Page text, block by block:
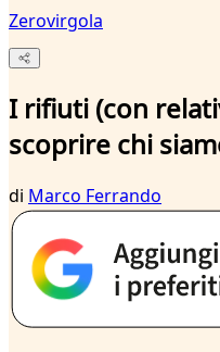
Zerovirgola
I rifiuti (con
scoprire chi
di Marco Ferrando